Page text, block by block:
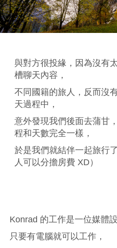
與對方很投緣，因為沒有
槽聊天內容，
不同國籍的旅人，反而沒
天過程中，
意外發現我們後面去蒲甘
程和天數完全一樣，
於是我們就結伴一起旅行
人可以分擔房費 XD）
Konrad 的工作是一位媒體
只要有電腦就可以工作，